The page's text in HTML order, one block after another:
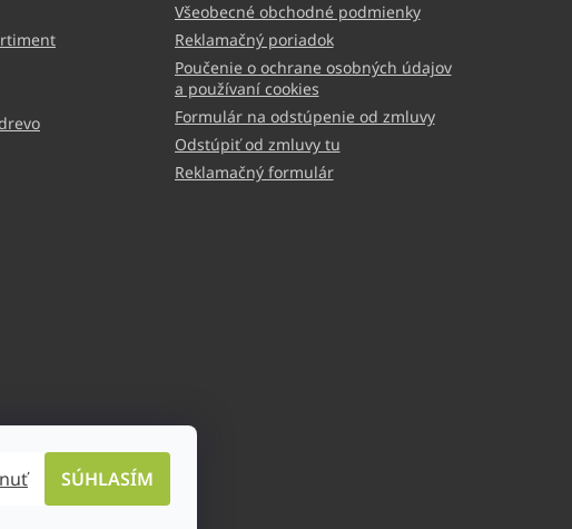
SÚHLASÍM
Všeobecné obchodné podmienky
Reklamačný poriadok
Poučenie o ochrane osobných údajov
a používaní cookies
Formulár na odstúpenie od zmluvy
Odstúpiť od zmluvy tu
Reklamačný formulár